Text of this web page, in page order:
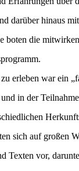
darüber hinaus
boten die
erleben war ein
in der
sich auf großen
Texten vor,